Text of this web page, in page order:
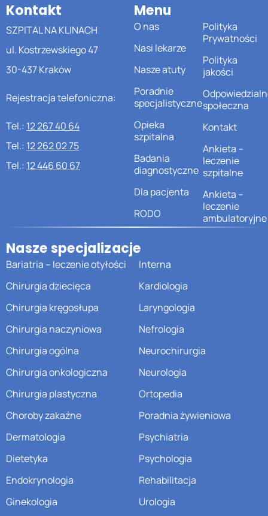
Kontakt
SZPITAL NA KLINACH
ul. Kostrzewskiego 47
30-437 Kraków
Rejestracja telefoniczna:
Tel.: 12 267 40 64
Tel.: 12 262 02 75
Tel.: 12 446 60 67
Menu
O nas
Nasi lekarze
Nasze atuty
Poradnie
specjalistyczne
Opieka
szpitalna
Badania
diagnostyczne
Dla pacjenta
RODO
Polityka
Prywatności
Polityka
jakości
społeczna
Kontakt
Ankieta –
leczenie
szpitalne
Ankieta –
leczenie
ambulatoryjne
Nasze specjalizacje
Bariatria – leczenie otyłości
Chirurgia dziecięca
Chirurgia kręgosłupa
Chirurgia naczyniowa
Chirurgia ogólna
Chirurgia onkologiczna
Chirurgia plastyczna
Choroby zakaźne
Dermatologia
Dietetyka
Endokrynologia
Ginekologia
Interna
Kardiologia
Laryngologia
Nefrologia
Neurochirurgia
Neurologia
Ortopedia
Poradnia żywieniowa
Psychiatria
Psychologia
Rehabilitacja
Urologia